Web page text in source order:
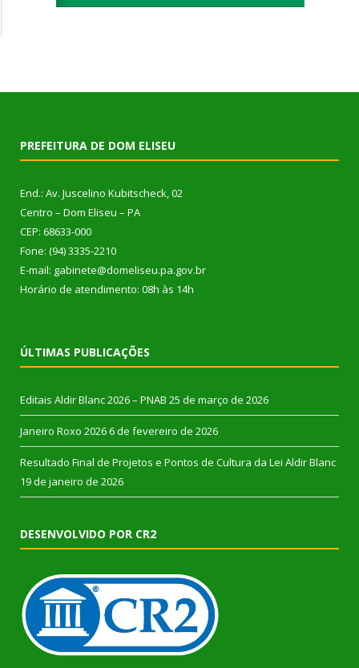
PREFEITURA DE DOM ELISEU
End.: Av. Juscelino Kubitscheck, 02
Centro – Dom Eliseu – PA
CEP: 68633-000
Fone: (94) 3335-2210
E-mail: gabinete@domeliseu.pa.gov.br
Horário de atendimento: 08h às 14h
ÚLTIMAS PUBLICAÇÕES
Editais Aldir Blanc 2026 – PNAB 25 de março de 2026
Janeiro Roxo 2026 6 de fevereiro de 2026
Resultado Final de Projetos e Pontos de Cultura da Lei Aldir Blanc
19 de janeiro de 2026
DESENVOLVIDO POR CR2